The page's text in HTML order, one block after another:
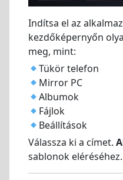
Indítsa el az
kezdőképernyőn
meg, mint:
Tükör telefon
Mirror PC
Albumok
Fájlok
Beállítások
Válassza ki a címet.
sablonok eléréséhez.